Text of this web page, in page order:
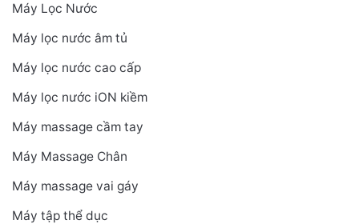
Máy Lọc Nước
Máy lọc nước âm tủ
Máy lọc nước cao cấp
Máy lọc nước iON kiềm
Máy massage cầm tay
Máy Massage Chân
Máy massage vai gáy
Máy tập thể dục